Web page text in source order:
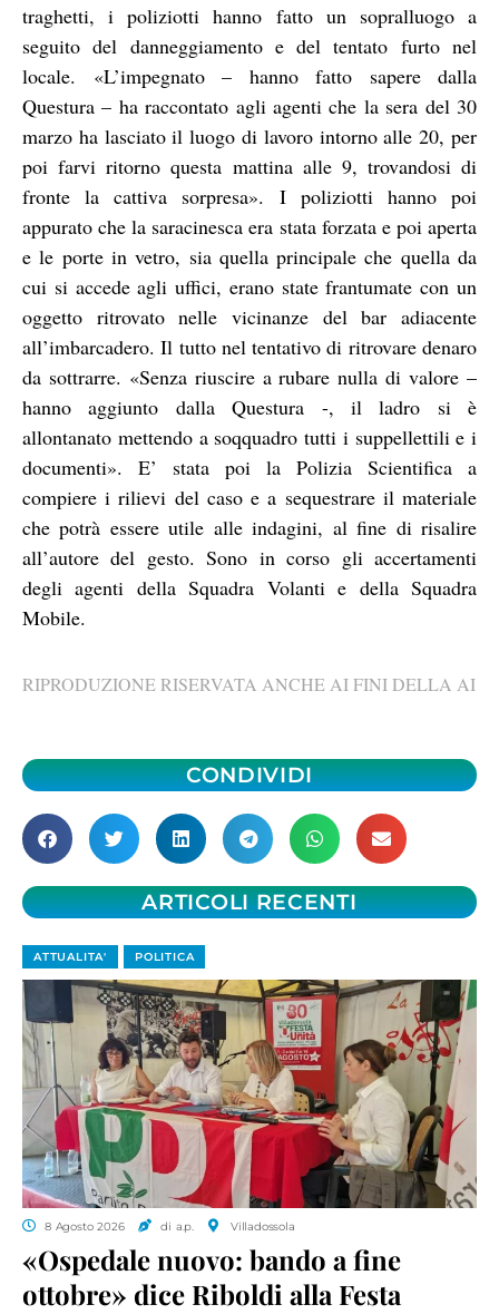
traghetti, i poliziotti hanno fatto un sopralluogo a
seguito del danneggiamento e del tentato furto nel
locale. «L’impegnato – hanno fatto sapere dalla
Questura – ha raccontato agli agenti che la sera del 30
marzo ha lasciato il luogo di lavoro intorno alle 20, per
poi farvi ritorno questa mattina alle 9, trovandosi di
fronte la cattiva sorpresa». I poliziotti hanno poi
appurato che la saracinesca era stata forzata e poi aperta
e le porte in vetro, sia quella principale che quella da
cui si accede agli uffici, erano state frantumate con un
oggetto ritrovato nelle vicinanze del bar adiacente
all’imbarcadero. Il tutto nel tentativo di ritrovare denaro
da sottrarre. «Senza riuscire a rubare nulla di valore –
hanno aggiunto dalla Questura -, il ladro si è
allontanato mettendo a soqquadro tutti i suppellettili e i
documenti». E’ stata poi la Polizia Scientifica a
compiere i rilievi del caso e a sequestrare il materiale
che potrà essere utile alle indagini, al fine di risalire
all’autore del gesto. Sono in corso gli accertamenti
degli agenti della Squadra Volanti e della Squadra
Mobile.
RIPRODUZIONE RISERVATA ANCHE AI FINI DELLA AI
CONDIVIDI
ARTICOLI RECENTI
ATTUALITA' POLITICA
8 Agosto 2026 di a.p. Villadossola
«Ospedale nuovo: bando a fine
ottobre» dice Riboldi alla Festa